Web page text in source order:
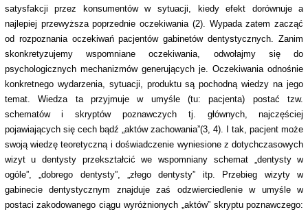
satysfakcji przez konsumentów w sytuacji, kiedy efekt dorównuje a
najlepiej przewyższa poprzednie oczekiwania (2). Wypada zatem zacząć
od rozpoznania oczekiwań pacjentów gabinetów dentystycznych. Zanim
skonkretyzujemy wspomniane oczekiwania, odwołajmy się do
psychologicznych mechanizmów generujących je. Oczekiwania odnośnie
konkretnego wydarzenia, sytuacji, produktu są pochodną wiedzy na jego
temat. Wiedza ta przyjmuje w umyśle (tu: pacjenta) postać tzw.
schematów i skryptów poznawczych tj. głównych, najczęściej
pojawiających się cech bądź „aktów zachowania”(3, 4). I tak, pacjent może
swoją wiedzę teoretyczną i doświadczenie wyniesione z dotychczasowych
wizyt u dentysty przekształcić we wspomniany schemat „dentysty w
ogóle”, „dobrego dentysty”, „złego dentysty” itp. Przebieg wizyty w
gabinecie dentystycznym znajduje zaś odzwierciedlenie w umyśle w
postaci zakodowanego ciągu wyróżnionych „aktów” skryptu poznawczego: